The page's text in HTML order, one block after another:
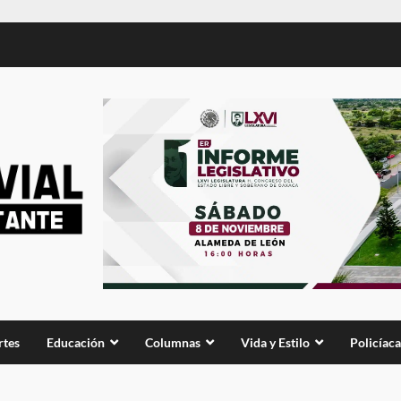
Educación Columnas Vida y Estilo Policíaca